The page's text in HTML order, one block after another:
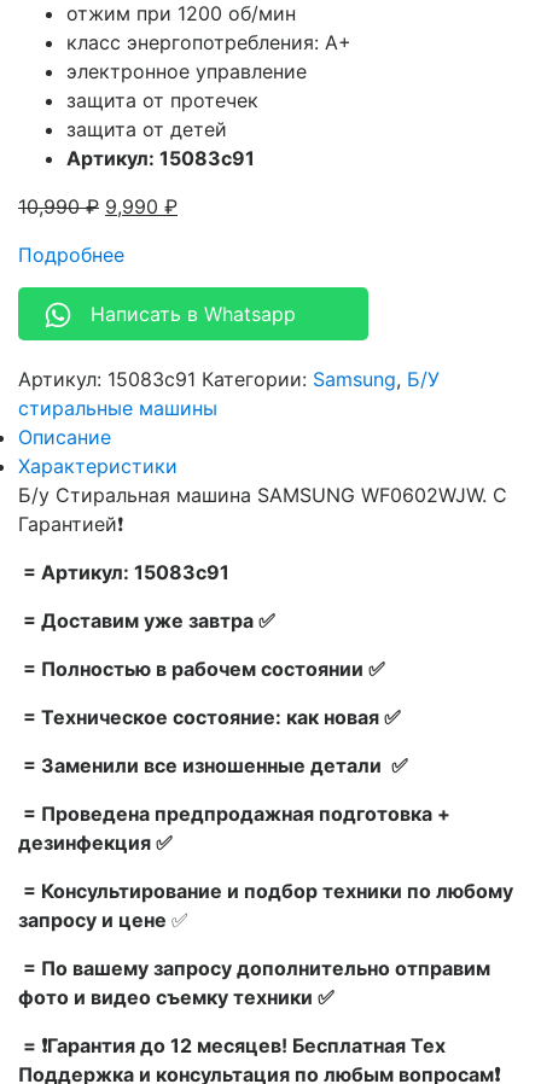
отжим при 1200 об/мин
класс энергопотребления: A+
электронное управление
защита от протечек
защита от детей
Артикул: 15083c91
10,990₽ 9,990 ₽
Подробнее
Написать в Whatsapp
Артикул: 15083c91 Категории: Samsung, Б/У
стиральные машины
Описание
Характеристики
Б/у Стиральная машина SAMSUNG WF0602WJW. С
Гарантией❗
= Артикул: 15083c91
= Доставим уже завтра ✅
= Полностью в рабочем состоянии ✅
= Техническое состояние: как новая ✅
= Заменили все изношенные детали ✅
= Проведена предпродажная подготовка +
дезинфекция ✅
= Консультирование и подбор техники по любому
запросу и цене ✅
= По вашему запросу дополнительно отправим
фото и видео съемку техники ✅
= ❗Гарантия до 12 месяцев! Бесплатная Тех
Поддержка и консультация по любым вопросам❗